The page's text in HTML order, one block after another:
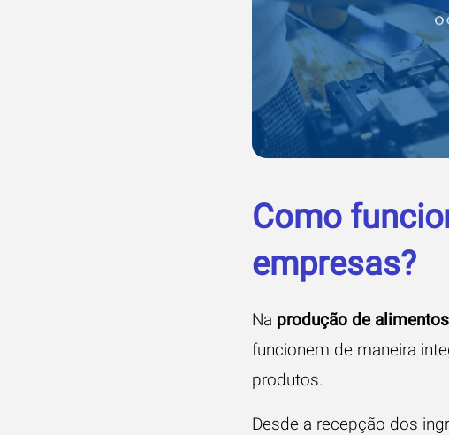
Como
empresas?
Na produção de alimentos
funcionem de maneira
produtos.
Desde a recepção dos